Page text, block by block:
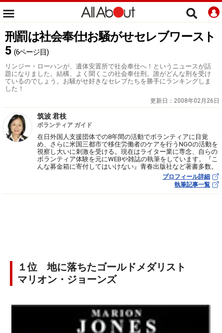
刑罰は社会奉仕!お騒がせセレブワースト
5 (6ページ目)
リンジー・ローハンが、遺体安置所で社会奉仕へ！というニュースが話
題になりました。結構、よく聞くこの社会奉仕刑。誰がどんな刑を受け
ているのでしょう。お騒がせ好きなセレブたちを勝手にランキングしま
した！
更新日： 2008年02月26日
筑波 君枝
ボランティア ガイド
在日外国人支援団体での8年間の活動でボランティアに目覚
め、さらに米国三都市で移住労働者のケアを行うNGOの活動を
視察し大いに刺激を受ける。現在はライター業に専念、自らの
ボランティア体験を元にWEBや雑誌の執筆をしています。『こ
んな募金箱に寄付してはいけない』青春出版社など著書多数。
プロフィール詳細
執筆記事一覧
１位 地に落ちたゴールドメダリスト
マリオン・ジョーンズ